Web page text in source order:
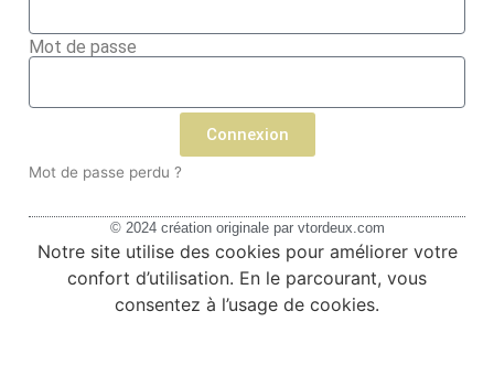
Mot de passe
Connexion
Mot de passe perdu ?
© 2024 création originale par vtordeux.com
Notre site utilise des cookies pour améliorer votre
confort d’utilisation. En le parcourant, vous
consentez à l’usage de cookies.